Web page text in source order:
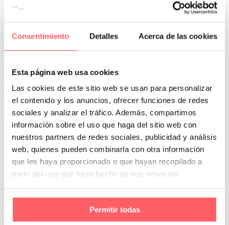
Consentimiento Detalles Acerca de las cookies
Esta página web usa cookies
Las cookies de este sitio web se usan para personalizar
el contenido y los anuncios, ofrecer funciones de redes
sociales y analizar el tráfico. Además, compartimos
información sobre el uso que haga del sitio web con
nuestros partners de redes sociales, publicidad y análisis
web, quienes pueden combinarla con otra información
que les haya proporcionado o que hayan recopilado a
partir del uso que haya hecho de sus servicios.
Permitir todas
24 Jul:Los 5 tejidos para cortinas y estores que ya
Muchas veces el cliente llega con una idea clara de lo que quiere
ver, una cortina ligera, un estor limpio, una doble capa o un acabado
más cálido. Sin embargo, la pregunta importante no es solo qué
queda bonito, sino qué tejido va a funcionar mejor en ese espacio
concreto.